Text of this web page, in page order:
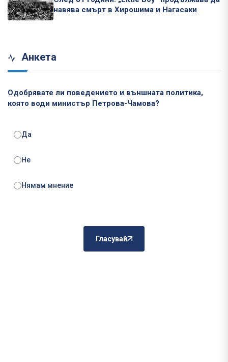
навява смърт в Хирошима и Нагасаки
Анкета
Одобрявате ли поведението и външната политика,
която води министър Петрова-Чамова?
Да
Не
Нямам мнение
Гласувай